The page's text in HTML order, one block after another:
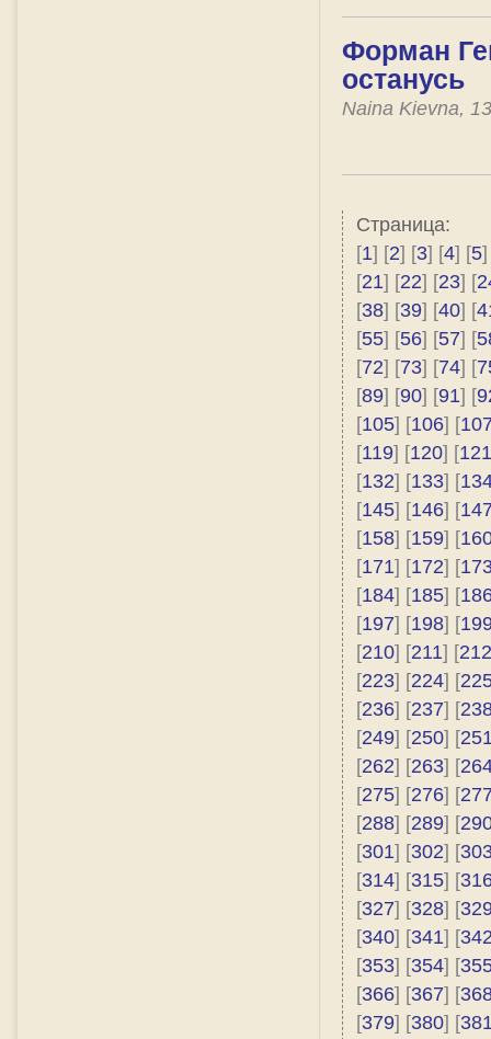
Форман
останусь
Naina Kievna,
Страница:
[1] [2] [3] [4] [5]
[21] [22] [23] [
[38] [39] [40] [
[55] [56] [57] [
[72] [73] [74] [
[89] [90] [91] [
[105] [106] [
[119] [120] [121
[132] [133] [
[145] [146] [
[158] [159] [
[171] [172] [
[184] [185] [
[197] [198] [
[210] [211] [212
[223] [224] [
[236] [237] [
[249] [250] [
[262] [263] [
[275] [276] [
[288] [289] [
[301] [302] [
[314] [315] [
[327] [328] [
[340] [341] [
[353] [354] [
[366] [367] [
[379] [380] [